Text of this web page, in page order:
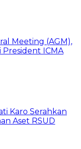
Meeting (AGM),
President ICMA
Karo Serahkan
Aset RSUD